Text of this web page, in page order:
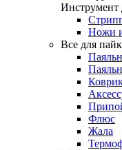
Инструмент
Ножи
Все для
Флюс
Жала